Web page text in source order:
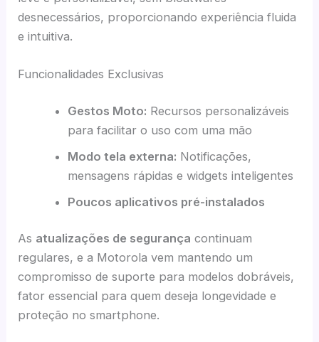
desnecessários, proporcionando experiência fluida
e intuitiva.
Funcionalidades Exclusivas
Gestos Moto: Recursos personalizáveis
para facilitar o uso com uma mão
Modo tela externa: Notificações,
mensagens rápidas e widgets inteligentes
Poucos aplicativos pré-instalados
As atualizações de segurança continuam
regulares, e a Motorola vem mantendo um
compromisso de suporte para modelos dobráveis,
fator essencial para quem deseja longevidade e
proteção no smartphone.